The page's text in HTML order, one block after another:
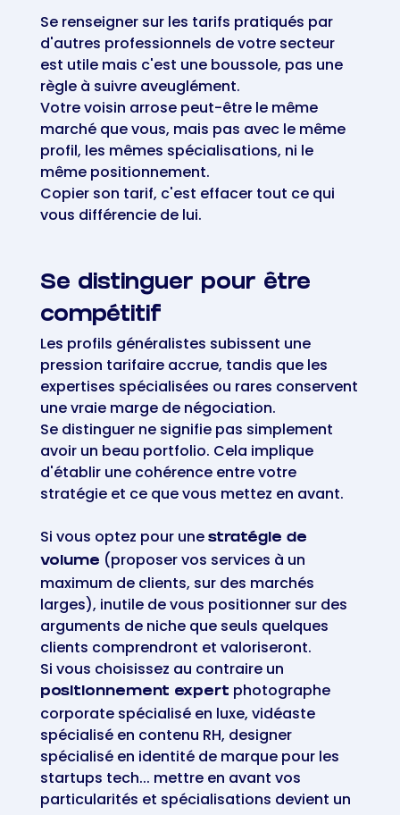
Se renseigner sur les tarifs pratiqués par
d'autres professionnels de votre secteur
est utile mais c'est une boussole, pas une
règle à suivre aveuglément.
Votre voisin arrose peut-être le même
marché que vous, mais pas avec le même
profil, les mêmes spécialisations, ni le
même positionnement.
Copier son tarif, c'est effacer tout ce qui
vous différencie de lui.
Se distinguer pour être
compétitif
Les profils généralistes subissent une
pression tarifaire accrue, tandis que les
expertises spécialisées ou rares conservent
une vraie marge de négociation.
Se distinguer ne signifie pas simplement
avoir un beau portfolio. Cela implique
d'établir une cohérence entre votre
stratégie et ce que vous mettez en avant.
Si vous optez pour une stratégie de
volume (proposer vos services à un
maximum de clients, sur des marchés
larges), inutile de vous positionner sur des
arguments de niche que seuls quelques
clients comprendront et valoriseront.
Si vous choisissez au contraire un
positionnement expert photographe
corporate spécialisé en luxe, vidéaste
spécialisé en contenu RH, designer
spécialisé en identité de marque pour les
startups tech... mettre en avant vos
particularités et spécialisations devient un